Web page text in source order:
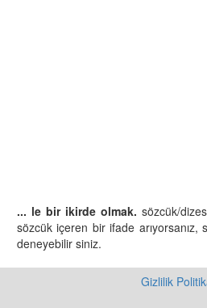
... le bir ikirde olmak. sözcük/
sözcük içeren bir ifade arıyorsanız,
deneyebilir siniz.
Gizlilik